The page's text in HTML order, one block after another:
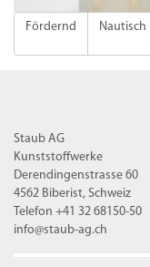
Fördernd Nautisch
Staub AG
Kunststoffwerke
Derendingenstrasse 60
4562 Biberist, Schweiz
Telefon +41 32 68150-50
info@staub-ag.ch